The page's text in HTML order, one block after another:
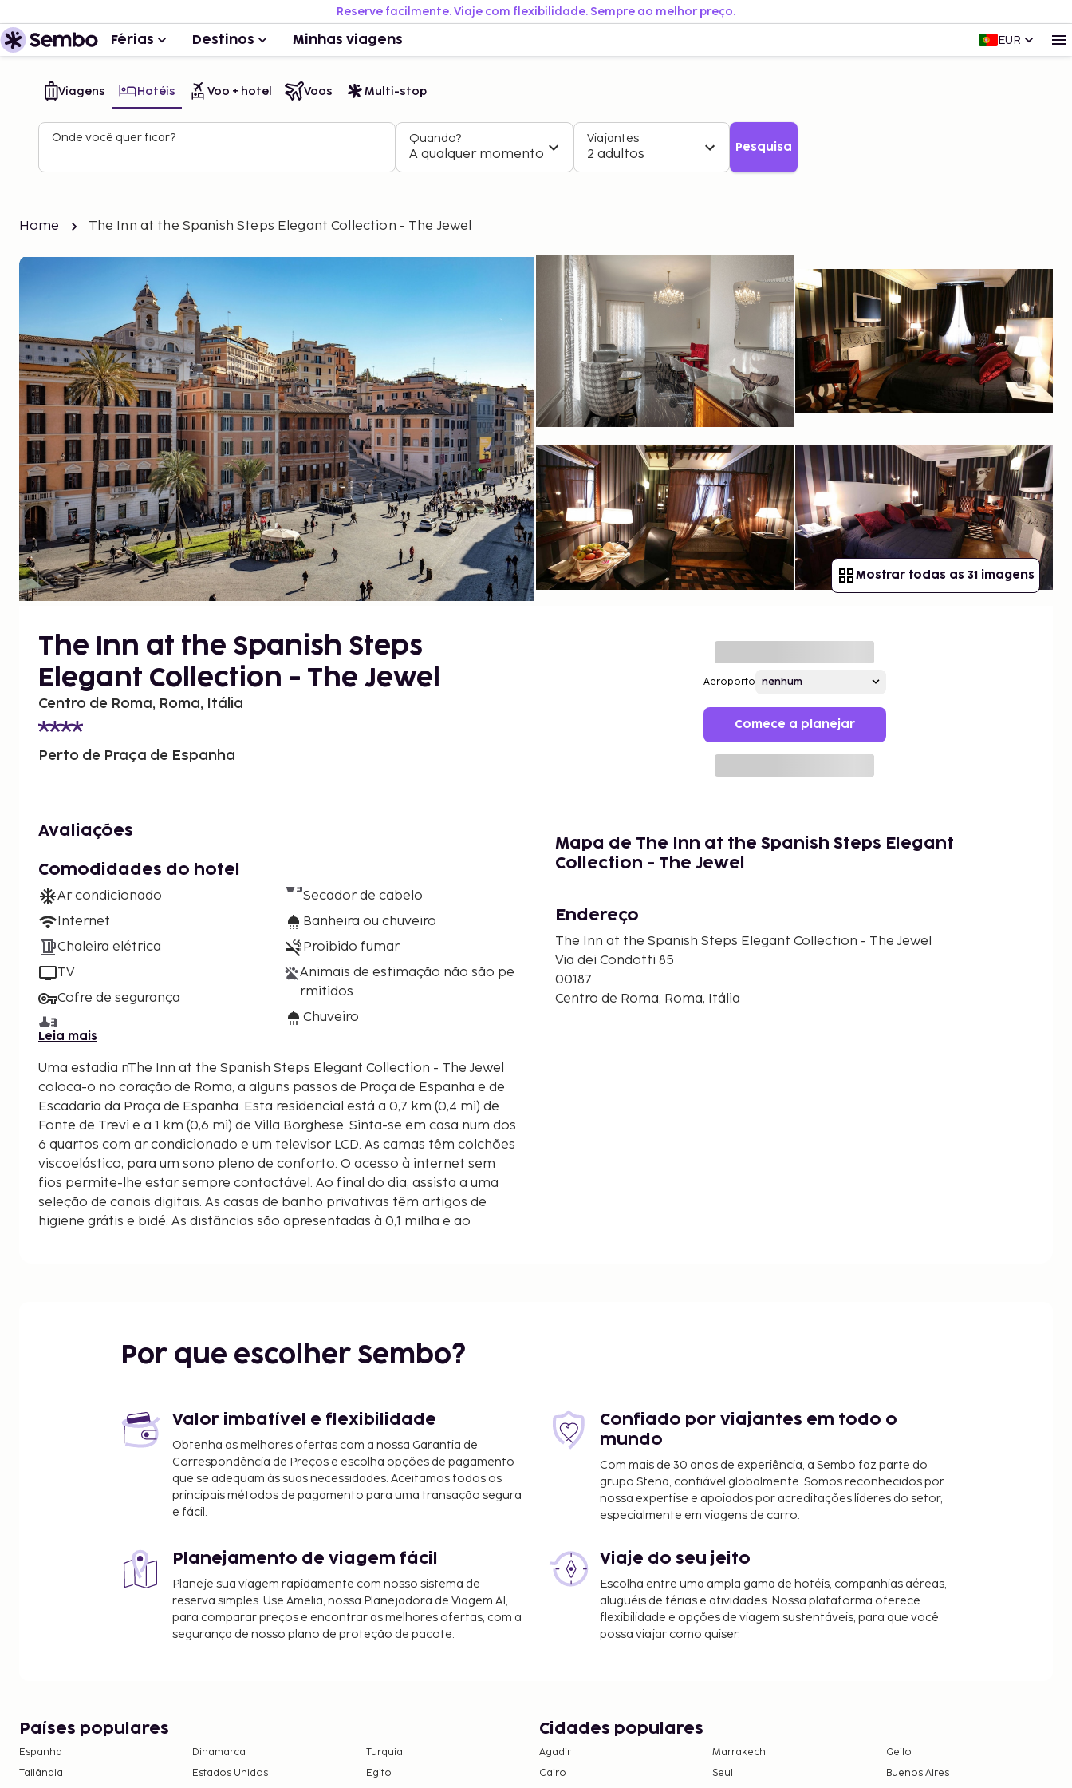
Reserve facilmente. Viaje com flexibilidade. Sempre ao melhor preço.
Férias Destinos Minhas viagens EUR
Viagens Hotéis Voo + hotel Voos Multi-stop
Onde você quer ficar? Quando?
A qualquer momento
Viajantes
2 adultos Pesquisa
Home The Inn at the Spanish Steps Elegant Collection - The Jewel
Mostrar todas as 31 imagens
The Inn at the Spanish Steps
Elegant Collection - The Jewel
Centro de Roma, Roma, Itália
Perto de Praça de Espanha
Aeroporto
Comece a planejar
Avaliações
Comodidades do hotel
Ar condicionado
Internet
Chaleira elétrica
TV
Cofre de segurança
Secador de cabelo
Banheira ou chuveiro
Proibido fumar
Animais de estimação não são pe
rmitidos
Chuveiro
Leia mais
Uma estadia nThe Inn at the Spanish Steps Elegant Collection - The Jewel
coloca-o no coração de Roma, a alguns passos de Praça de Espanha e de
Escadaria da Praça de Espanha. Esta residencial está a 0,7 km (0,4 mi) de
Fonte de Trevi e a 1 km (0,6 mi) de Villa Borghese. Sinta-se em casa num dos
6 quartos com ar condicionado e um televisor LCD. As camas têm colchões
viscoelástico, para um sono pleno de conforto. O acesso à internet sem
fios permite-lhe estar sempre contactável. Ao final do dia, assista a uma
seleção de canais digitais. As casas de banho privativas têm artigos de
higiene grátis e bidé. As distâncias são apresentadas à 0,1 milha e ao
Via del Corso - 0,3 km/0,2 mi
Villa Medici - 0,5 km/0,3 mi
Piazza di Trevi - 0,7 km/0,4 mi
Fonte de Trevi - 0,7 km/0,4 mi
Piazza Barberini - 0,7 km/0,4 mi
Piazza del Popolo - 0,7 km/0,4 mi
Via Veneto - 0,7 km/0,4 mi
Terrazza del Pincio - 0,8 km/0,5 mi
Os aeroportos mais próximos são:
Aeroporto de Ciampino (CIA) - 29,4 km/18,2 mi
Roma (FCO-Fiumicino - Aeroporto Internacional de Roma - Leonardo da
Vinci) - 31,4 km/19,5 mi
As principais comodidades incluem um serviço de limpeza a seco, uma
O alojamento irá solicitar-lhe o pagamento dos seguintes custos. Podem
incluir os impostos aplicáveis:
Imposto municipal: 7.00 EUR por pessoa, por noite para um máximo de
Mapa de The Inn at the Spanish Steps Elegant
Collection - The Jewel
Endereço
The Inn at the Spanish Steps Elegant Collection - The Jewel
Via dei Condotti 85
00187
Centro de Roma, Roma, Itália
Por que escolher Sembo?
Valor imbatível e flexibilidade
Obtenha as melhores ofertas com a nossa Garantia de
Correspondência de Preços e escolha opções de pagamento
que se adequam às suas necessidades. Aceitamos todos os
principais métodos de pagamento para uma transação segura
e fácil.
Confiado por viajantes em todo o
mundo
Com mais de 30 anos de experiência, a Sembo faz parte do
grupo Stena, confiável globalmente. Somos reconhecidos por
nossa expertise e apoiados por acreditações líderes do setor,
especialmente em viagens de carro.
Planejamento de viagem fácil
Planeje sua viagem rapidamente com nosso sistema de
reserva simples. Use Amelia, nossa Planejadora de Viagem AI,
para comparar preços e encontrar as melhores ofertas, com a
segurança de nosso plano de proteção de pacote.
Viaje do seu jeito
Escolha entre uma ampla gama de hotéis, companhias aéreas,
aluguéis de férias e atividades. Nossa plataforma oferece
flexibilidade e opções de viagem sustentáveis, para que você
possa viajar como quiser.
Países populares
Espanha Dinamarca
Turquia
Tailândia
Estados Unidos
Egito
Cidades populares
Agadir Marrakech
Geilo
Cairo
Seul
Buenos Aires